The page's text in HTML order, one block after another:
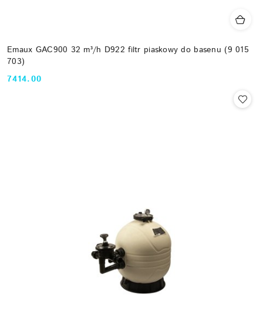
Emaux GAC900 32 m³/h D922 filtr piaskowy do basenu (9 015
703)
Cena:
7414.00